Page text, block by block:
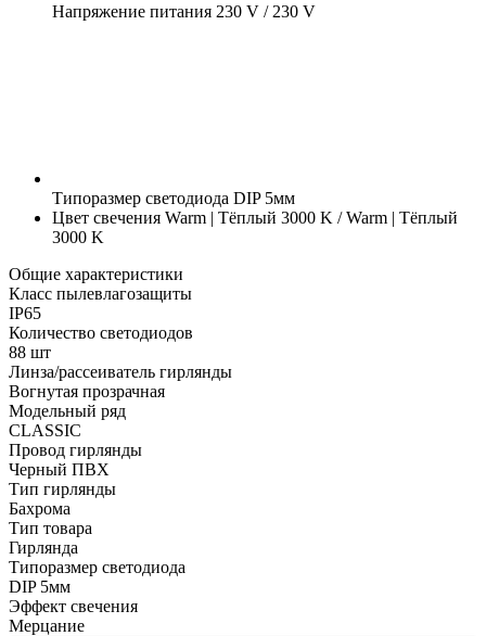
Напряжение питания 230 V / 230 V
Типоразмер светодиода DIP 5мм
Цвет свечения Warm | Тёплый 3000 K / Warm | Тёплый
3000 K
Общие характеристики
Класс пылевлагозащиты
IP65
Количество светодиодов
88 шт
Линза/рассеиватель гирлянды
Вогнутая прозрачная
Модельный ряд
CLASSIC
Провод гирлянды
Черный ПВХ
Тип гирлянды
Бахрома
Тип товара
Гирлянда
Типоразмер светодиода
DIP 5мм
Эффект свечения
Мерцание